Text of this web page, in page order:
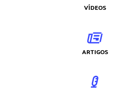
VÍDEOS
ARTIGOS